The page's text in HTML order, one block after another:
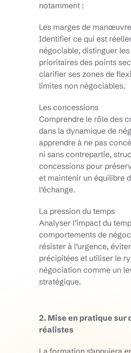
notamment :
Les marges de manœuvre
Identifier ce qui est
négociable, distinguer
prioritaires des points
clarifier ses zones de
limites non négociables.
Les concessions
Comprendre le rôle des
dans la dynamique de
apprendre à ne pas
ni sans contrepartie,
concessions pour
et maintenir un équilibre
l’échange.
La pression du temps
Analyser l’impact du
comportements de
résister à l’urgence,
précipitées et utiliser le
négociation comme un
stratégique.
2. Mise en pratique sur
réalistes